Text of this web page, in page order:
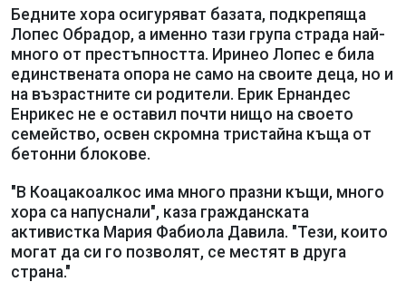
Бедните хора осигуряват базата, подкрепяща
Лопес Обрадор, а именно тази група страда най-
много от престъпността. Иринео Лопес е била
единствената опора не само на своите деца, но и
на възрастните си родители. Ерик Ернандес
Енрикес не е оставил почти нищо на своето
семейство, освен скромна тристайна къща от
бетонни блокове.
"В Коацакоалкос има много празни къщи, много
хора са напуснали", каза гражданската
активистка Мария Фабиола Давила. "Тези, които
могат да си го позволят, се местят в друга
страна."